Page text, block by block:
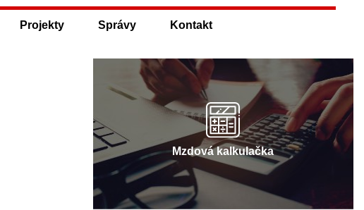
Projekty Správy Kontakt
Mzdová kalkulačka